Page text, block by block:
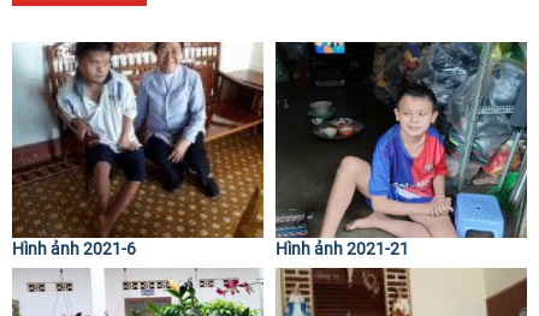
Hình ảnh 2021-6 Hình ảnh 2021-21